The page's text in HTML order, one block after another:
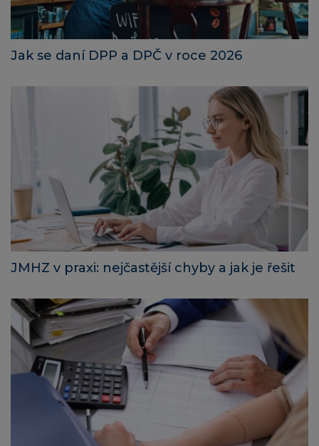
Jak se daní DPP a DPČ v roce 2026
JMHZ v praxi: nejčastější chyby a jak je řešit